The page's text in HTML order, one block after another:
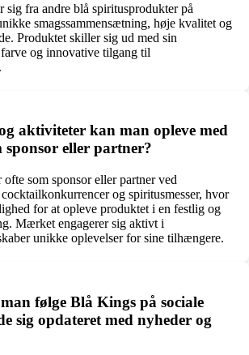
fra andre blå spiritusprodukter på
smagssammensætning, høje kvalitet og
Produktet skiller sig ud med sin
og innovative tilgang til
aktiviteter kan man opleve med
sponsor eller partner?
som sponsor eller partner ved
og spiritusmesser, hvor
for at opleve produktet i en festlig og
Mærket engagerer sig aktivt i
unikke oplevelser for sine tilhængere.
følge Blå Kings på sociale
sig opdateret med nyheder og